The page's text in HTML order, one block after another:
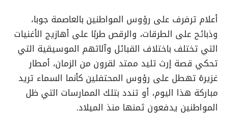
أعلام ترفرف على رؤوس المواطنين بالعاصمة جوبا،
وذبائح على الطرقات، والرقص طربًا على أهازيج الأغنيات
التي تختلف باختلاف القبائل وآلاتهم الموسيقية التي
تحكي قصة إرث تليد ممتد لقرون من الزمان، أمطار
غزيرة تهطل على رؤوس المحتفلين كأنما السماء تريد
مباركة هذا اليوم، أو تندد بتلك الممارسات التي ظل
المواطنين يدفعون ثمنها منذ الميلاد.